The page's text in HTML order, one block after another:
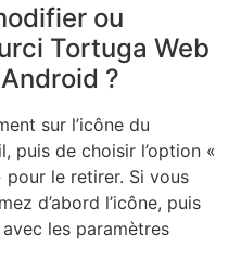
ou
Tortuga Web
?
sur l’icône du
puis de choisir l’option «
pour le retirer. Si vous
d’abord l’icône, puis
les paramètres